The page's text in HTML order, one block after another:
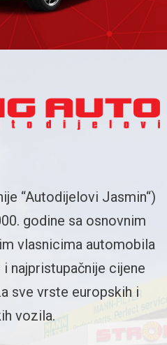
“Autodijelovi Jasmin“)
godine sa osnovnim
vlasnicima automobila
najpristupačnije cijene
sve vrste europskih i
vozila.